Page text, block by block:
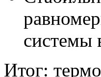
системы
Итог: